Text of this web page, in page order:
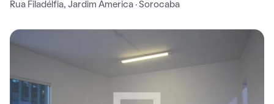
Rua Filadélfia, Jardim America · Sorocaba